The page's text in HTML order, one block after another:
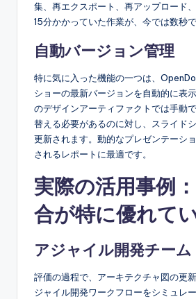
集、再エクスポート、再アップロード
15分かかっていた作業が、今では数秒で
自動バージョン管理
特に気に入った機能の一つは、
ショーの最新バージョンを自動的に表
のデザインアーティファクトでは手動
替える必要があるのに対し、スライド
更新されます。動的なプレゼンテーシ
されるレポートに最適です。
実際の活用事例
合が特に優れて
アジャイル開発チーム
評価の過程で、アーキテクチャ図の更
ジャイル開発ワークフローをシミュレ